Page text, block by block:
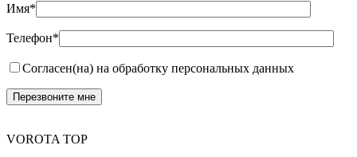
Имя*
Телефон*
Согласен(на) на обработку персональных данных
VOROTA TOP